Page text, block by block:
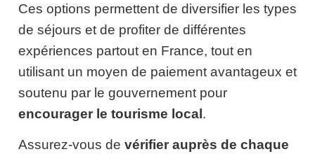
Ces options permettent de diversifier les types
de séjours et de profiter de différentes
expériences partout en France, tout en
utilisant un moyen de paiement avantageux et
soutenu par le gouvernement pour
encourager le tourisme local .
Assurez-vous de vérifier auprès de chaque